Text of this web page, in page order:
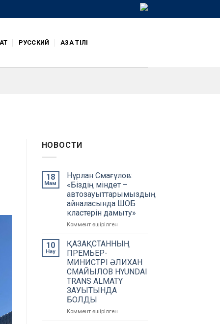
РУССКИЙ ҚАЗАҚ ТІЛІ
НОВОСТИ
18
Мам
Нұрлан Смағұлов:
«Біздің міндет –
автозауыттарымыздың
айналасында ШОБ
кластерін дамыту»
Коммент өшірілген
Смағұлов:
«Біздің
міндет
–
автозауыттарымыздың
айналасында
10
Нау
ҚАЗАҚСТАННЫҢ
ПРЕМЬЕР-
МИНИСТРІ ӘЛИХАН
СМАЙЫЛОВ HYUNDAI
TRANS ALMATY
ЗАУЫТЫНДА
БОЛДЫ
Коммент өшірілген